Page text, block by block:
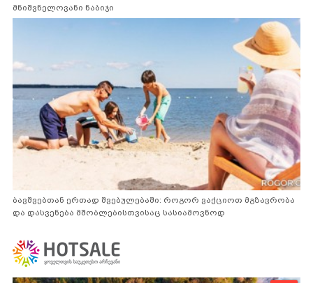
მნიშვნელოვანი ნაბიჯი
ბავშვებთან ერთად შვებულებაში: როგორ ვაქციოთ მგზავრობა
და დასვენება მშობლებისთვისაც სასიამოვნოდ